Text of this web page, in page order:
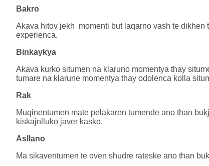
Bakro
Akava hitov jekh momenti but laqarno vash te dikhen
experienca.
Binkaykya
Akava kurko situmen na klaruno momentya thay
tumare na klarune momentya thay odolenca kolla
Rak
Muqinentumen mate pelakaren tumende ano than
kiskajnlluko javer kasko.
Asllano
Ma sikaventumen te oven shudre rateske ano than